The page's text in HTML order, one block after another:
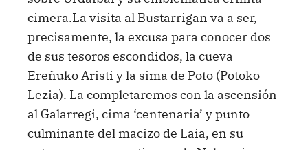
cimera.La visita al Bustarrigan va a ser,
precisamente, la excusa para conocer dos
de sus tesoros escondidos, la cueva
Ereñuko Aristi y la sima de Poto (Potoko
Lezia). La completaremos con la ascensión
al Galarregi, cima ‘centenaria’ y punto
culminante del macizo de Laia, en su